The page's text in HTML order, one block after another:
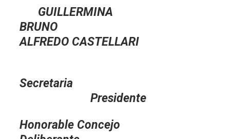
GUILLERMINA
BRUNO
ALFREDO CASTELLARI
Secretaria
Presidente
Honorable Concejo